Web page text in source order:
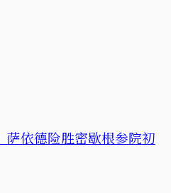
萨依德险胜密歇根参院初